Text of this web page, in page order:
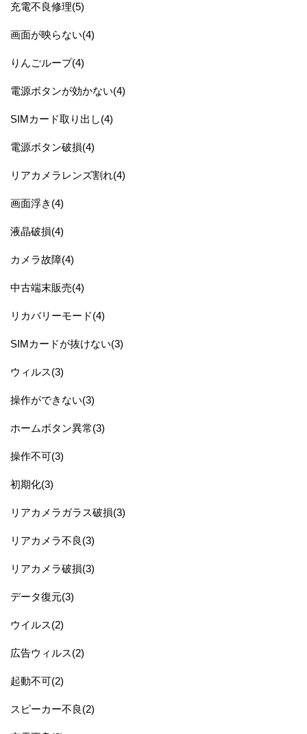
充電不良修理(5)
画面が映らない(4)
りんごループ(4)
電源ボタンが効かない(4)
SIMカード取り出し(4)
電源ボタン破損(4)
リアカメラレンズ割れ(4)
画面浮き(4)
液晶破損(4)
カメラ故障(4)
中古端末販売(4)
リカバリーモード(4)
SIMカードが抜けない(3)
ウィルス(3)
操作ができない(3)
ホームボタン異常(3)
操作不可(3)
初期化(3)
リアカメラガラス破損(3)
リアカメラ不良(3)
リアカメラ破損(3)
データ復元(3)
ウイルス(2)
広告ウィルス(2)
起動不可(2)
スピーカー不良(2)